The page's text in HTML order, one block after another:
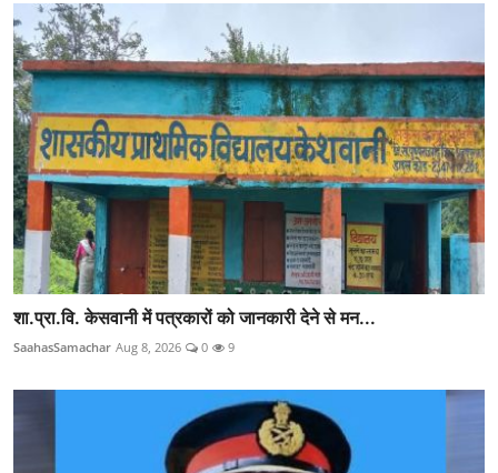
शा.प्रा.वि. केसवानी में पत्रकारों को जानकारी देने से मन...
SaahasSamachar Aug 8, 2026 0 9